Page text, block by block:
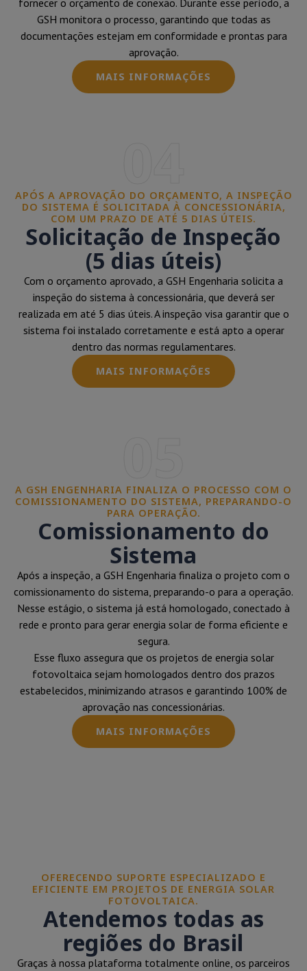
fornecer o orçamento de conexão. Durante esse período, a
GSH monitora o processo, garantindo que todas as
documentações estejam em conformidade e prontas para
aprovação.
MAIS INFORMAÇÕES
APÓS A APROVAÇÃO DO ORÇAMENTO, A INSPEÇÃO
DO SISTEMA É SOLICITADA À CONCESSIONÁRIA,
COM UM PRAZO DE ATÉ 5 DIAS ÚTEIS.
Solicitação de Inspeção
(5 dias úteis)
Com o orçamento aprovado, a GSH Engenharia solicita a
inspeção do sistema à concessionária, que deverá ser
realizada em até 5 dias úteis. A inspeção visa garantir que o
sistema foi instalado corretamente e está apto a operar
dentro das normas regulamentares.
MAIS INFORMAÇÕES
A GSH ENGENHARIA FINALIZA O PROCESSO COM O
COMISSIONAMENTO DO SISTEMA, PREPARANDO-O
PARA OPERAÇÃO.
Comissionamento do
Sistema
Após a inspeção, a GSH Engenharia finaliza o projeto com o
comissionamento do sistema, preparando-o para a operação.
Nesse estágio, o sistema já está homologado, conectado à
rede e pronto para gerar energia solar de forma eficiente e
segura.
Esse fluxo assegura que os projetos de energia solar
fotovoltaica sejam homologados dentro dos prazos
estabelecidos, minimizando atrasos e garantindo 100% de
aprovação nas concessionárias.
MAIS INFORMAÇÕES
OFERECENDO SUPORTE ESPECIALIZADO E
EFICIENTE EM PROJETOS DE ENERGIA SOLAR
FOTOVOLTAICA.
Atendemos todas as
regiões do Brasil
Graças à nossa plataforma totalmente online, os parceiros